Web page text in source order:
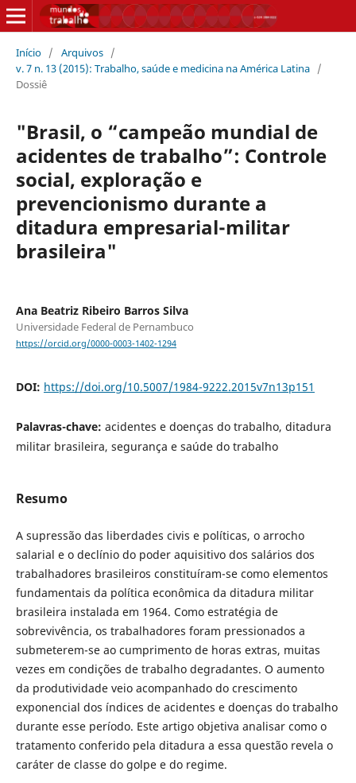
Início / Arquivos /
v. 7 n. 13 (2015): Trabalho, saúde e medicina na América Latina /
Dossiê
"Brasil, o “campeão mundial de
acidentes de trabalho”: Controle
social, exploração e
prevencionismo durante a
ditadura empresarial-militar
brasileira"
Ana Beatriz Ribeiro Barros Silva
Universidade Federal de Pernambuco
https://orcid.org/0000-0003-1402-1294
DOI: https://doi.org/10.5007/1984-9222.2015v7n13p151
Palavras-chave: acidentes e doenças do trabalho, ditadura
militar brasileira, segurança e saúde do trabalho
Resumo
A supressão das liberdades civis e políticas, o arrocho
salarial e o declínio do poder aquisitivo dos salários dos
trabalhadores brasileiros constituíram-se como elementos
fundamentais da política econômica da ditadura militar
brasileira instalada em 1964. Como estratégia de
sobrevivência, os trabalhadores foram pressionados a
submeterem-se ao cumprimento de horas extras, muitas
vezes em condições de trabalho degradantes. O aumento
da produtividade veio acompanhado do crescimento
exponencial dos índices de acidentes e doenças do trabalho
durante esse período. Este artigo objetiva analisar como o
tratamento conferido pela ditadura a essa questão revela o
caráter de classe do golpe e do regime.